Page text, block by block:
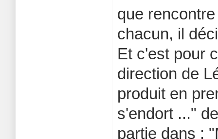
que
chacun, il
Et c'est pour
direction de
produit en
s'endort ..."
partie dans :